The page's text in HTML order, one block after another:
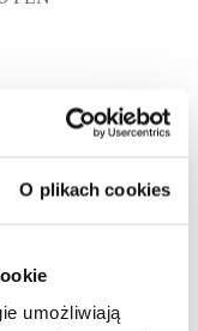
O plikach cookies
umożliwiają